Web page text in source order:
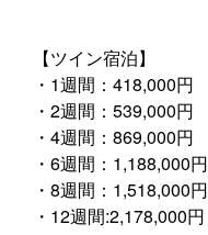
【ツイン宿泊】
・1週間：418,000円
・2週間：539,000円
・4週間：869,000円
・6週間：1,188,000円
・8週間：1,518,000円
・12週間:2,178,000円